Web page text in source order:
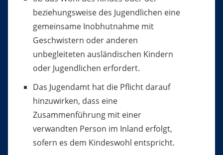
beziehungsweise des Jugendlichen eine
gemeinsame Inobhutnahme mit
Geschwistern oder anderen
unbegleiteten ausländischen Kindern
oder Jugendlichen erfordert.
Das Jugendamt hat die Pflicht darauf
hinzuwirken, dass eine
Zusammenführung mit einer
verwandten Person im Inland erfolgt,
sofern es dem Kindeswohl entspricht.